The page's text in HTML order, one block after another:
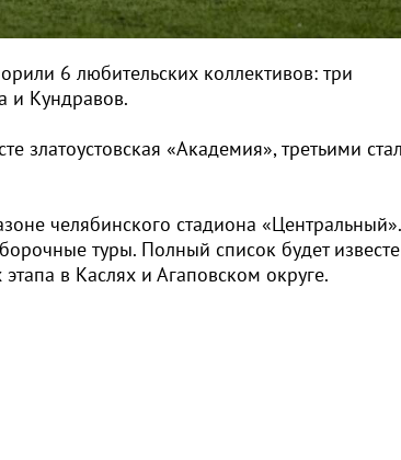
6 любительских коллективов: три
и Кундравов.
златоустовская «Академия», третьими
челябинского стадиона
туры. Полный список будет
в Каслях и Агаповском округе.